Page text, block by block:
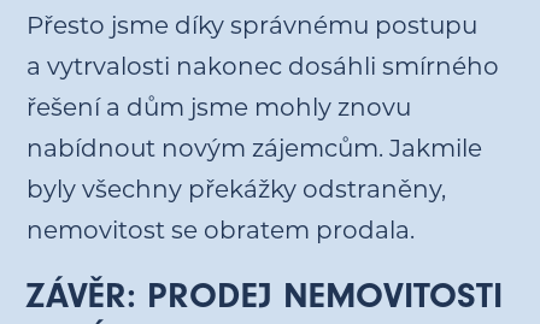
Přesto jsme díky správnému postupu
a vytrvalosti nakonec dosáhli smírného
řešení a dům jsme mohly znovu
nabídnout novým zájemcům. Jakmile
byly všechny překážky odstraněny,
nemovitost se obratem prodala.
ZÁVĚR: PRODEJ NEMOVITOSTI